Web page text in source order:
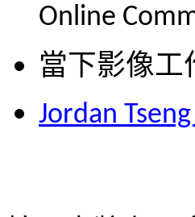
Online
當下影像工
Jordan